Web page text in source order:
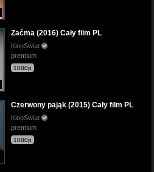
Zaćma (2016) Cały film PL
KinoSwiat
premium
1080p
Czerwony pająk (2015) Cały film PL
KinoSwiat
premium
1080p